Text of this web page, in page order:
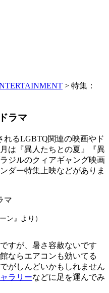
> 特集：
ラマ
れるLGBTQ関連の映画やド
は『異人たちとの夏』『異
ジルのクィアギャング映画
ダー特集上映などがありま
ン』より）
すが、暑さ容赦ないです
ならエアコンも効いてる
がしんどいかもしれません
ラリーなどに足を運んでみ